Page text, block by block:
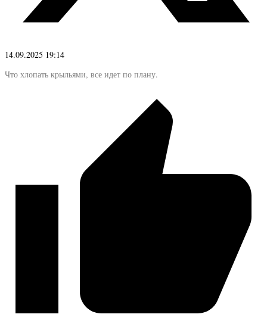
14.09.2025 19:14
Что хлопать крыльями, все идет по плану.